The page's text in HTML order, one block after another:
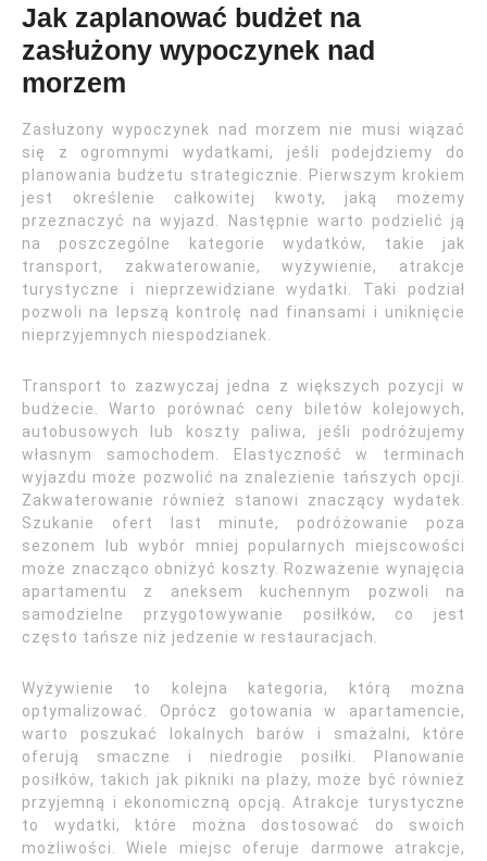
Jak zaplanować budżet na
zasłużony wypoczynek nad
morzem
Zasłużony wypoczynek nad morzem nie musi wiązać
się z ogromnymi wydatkami, jeśli podejdziemy do
planowania budżetu strategicznie. Pierwszym krokiem
jest określenie całkowitej kwoty, jaką możemy
przeznaczyć na wyjazd. Następnie warto podzielić ją
na poszczególne kategorie wydatków, takie jak
transport, zakwaterowanie, wyżywienie, atrakcje
turystyczne i nieprzewidziane wydatki. Taki podział
pozwoli na lepszą kontrolę nad finansami i uniknięcie
nieprzyjemnych niespodzianek.
Transport to zazwyczaj jedna z większych pozycji w
budżecie. Warto porównać ceny biletów kolejowych,
autobusowych lub koszty paliwa, jeśli podróżujemy
własnym samochodem. Elastyczność w terminach
wyjazdu może pozwolić na znalezienie tańszych opcji.
Zakwaterowanie również stanowi znaczący wydatek.
Szukanie ofert last minute, podróżowanie poza
sezonem lub wybór mniej popularnych miejscowości
może znacząco obniżyć koszty. Rozważenie wynajęcia
apartamentu z aneksem kuchennym pozwoli na
samodzielne przygotowywanie posiłków, co jest
często tańsze niż jedzenie w restauracjach.
Wyżywienie to kolejna kategoria, którą można
optymalizować. Oprócz gotowania w apartamencie,
warto poszukać lokalnych barów i smażalni, które
oferują smaczne i niedrogie posiłki. Planowanie
posiłków, takich jak pikniki na plaży, może być również
przyjemną i ekonomiczną opcją. Atrakcje turystyczne
to wydatki, które można dostosować do swoich
możliwości. Wiele miejsc oferuje darmowe atrakcje,